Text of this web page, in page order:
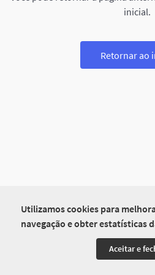
Utilizamos cookies para
navegação e obter estatísticas
Aceitar e
inicial.
Retornar ao